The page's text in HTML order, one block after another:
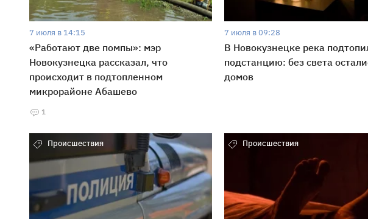
7 июля в 14:15
«Работают две помпы»: мэр
Новокузнецка рассказал, что
происходит в подтопленном
микрорайоне Абашево
1
7 июля в 09:28
В Новокузнецке река
подстанцию: без света
домов
Происшествия Происшествия